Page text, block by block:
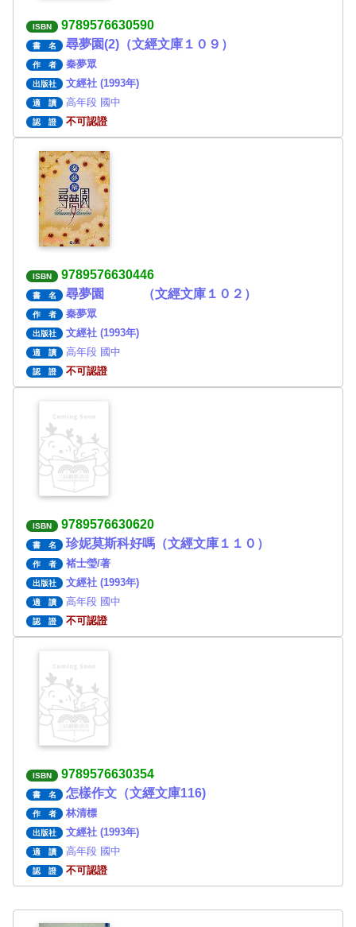
ISBN 9789576630590
書 名 尋夢園(2)（文經文庫１０９）
作 者 秦夢眾
出版社 文經社 (1993年)
適 讀 高年段 國中
認 證 不可認證
ISBN 9789576630446
書 名 尋夢園 （文經文庫１０２）
作 者 秦夢眾
出版社 文經社 (1993年)
適 讀 高年段 國中
認 證 不可認證
ISBN 9789576630620
書 名 珍妮莫斯科好嗎（文經文庫１１０）
作 者 褚士瑩/著
出版社 文經社 (1993年)
適 讀 高年段 國中
認 證 不可認證
ISBN 9789576630354
書 名 怎樣作文（文經文庫116)
作 者 林清標
出版社 文經社 (1993年)
適 讀 高年段 國中
認 證 不可認證